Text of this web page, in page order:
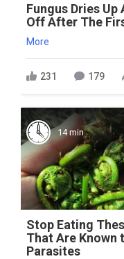
Fungus Dries Up
Off After The
More
231 179
14 min
Stop Eating
That Are Known
Parasites